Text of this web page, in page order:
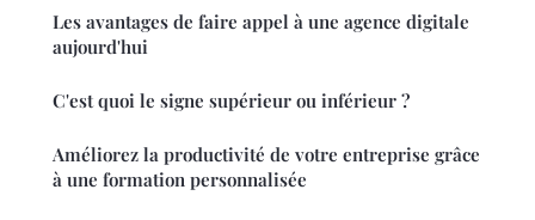
Les avantages de faire appel à une agence digitale
aujourd'hui
C'est quoi le signe supérieur ou inférieur ?
Améliorez la productivité de votre entreprise grâce
à une formation personnalisée